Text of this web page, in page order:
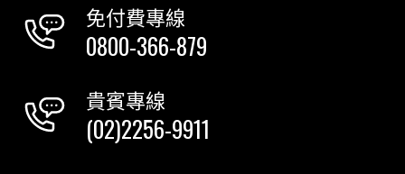
免付費專線
0800-366-879
貴賓專線
(02)2256-9911